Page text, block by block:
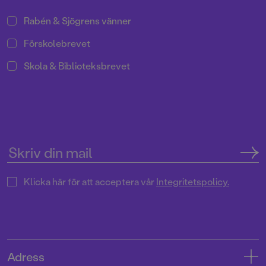
Rabén & Sjögrens vänner
Förskolebrevet
Skola & Biblioteksbrevet
Klicka här för att acceptera vårIntegritetspolicy.
Adress